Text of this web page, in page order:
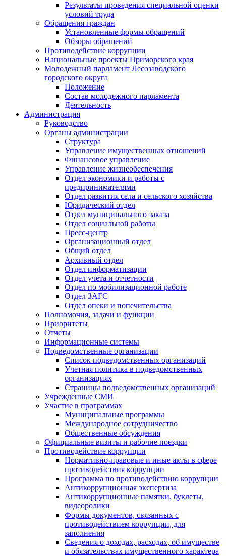
Результаты проведения специальной оценки
условий труда
Обращения граждан
Установленные формы обращений
Обзоры обращений
Противодействие коррупции
Национальные проекты Приморского края
Молодежный парламент Лесозаводского
городского округа
Положение
Состав молодежного парламента
Деятельность
Администрация
Руководство
Органы администрации
Структура
Управление имущественных отношений
Финансовое управление
Управление жизнеобеспечения
Отдел экономики и работы с
предпринимателями
Отдел развития села и сельского хозяйства
Юридический отдел
Отдел муниципального заказа
Отдел социальной работы
Пресс-центр
Организационный отдел
Общий отдел
Архивный отдел
Отдел информатизации
Отдел учета и отчетности
Отдел по мобилизационной работе
Отдел ЗАГС
Отдел опеки и попечительства
Полномочия, задачи и функции
Приоритеты
Отчеты
Информационные системы
Подведомственные организации
Список подведомственных организаций
Учетная политика в подведомственных
организациях
Страницы подведомственных организаций
Учрежденные СМИ
Участие в программах
Муниципальные программы
Международное сотрудничество
Общественные обсуждения
Официальные визиты и рабочие поездки
Противодействие коррупции
Нормативно-правовые и иные акты в сфере
противодействия коррупции
Программа по противодействию коррупции
Антикоррупционная экспертиза
Антикоррупционные памятки, буклеты,
видеоролики
Формы документов, связанных с
противодействием коррупции, для
заполнения
Сведения о доходах, расходах, об имуществе
и обязательствах имущественного характера